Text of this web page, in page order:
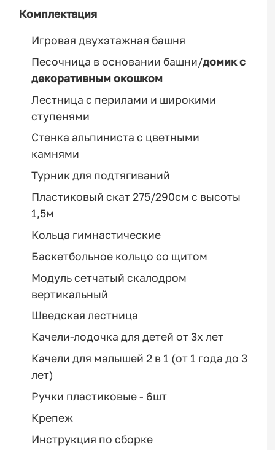
Комплектация
Игровая двухэтажная башня
Песочница в основании башни/домик с
декоративным окошком
Лестница с перилами и широкими
ступенями
Стенка альпиниста с цветными
камнями
Турник для подтягиваний
Пластиковый скат 275/290см с высоты
1,5м
Кольца гимнастические
Баскетбольное кольцо со щитом
Модуль сетчатый скалодром
вертикальный
Шведская лестница
Качели-лодочка для детей от 3х лет
Качели для малышей 2 в 1 (от 1 года до 3
лет)
Ручки пластиковые - 6шт
Крепеж
Инструкция по сборке